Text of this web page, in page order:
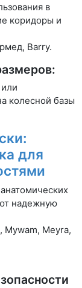
в
коридоры и
Barry.
колесной базы
для
надежную
Meyra,